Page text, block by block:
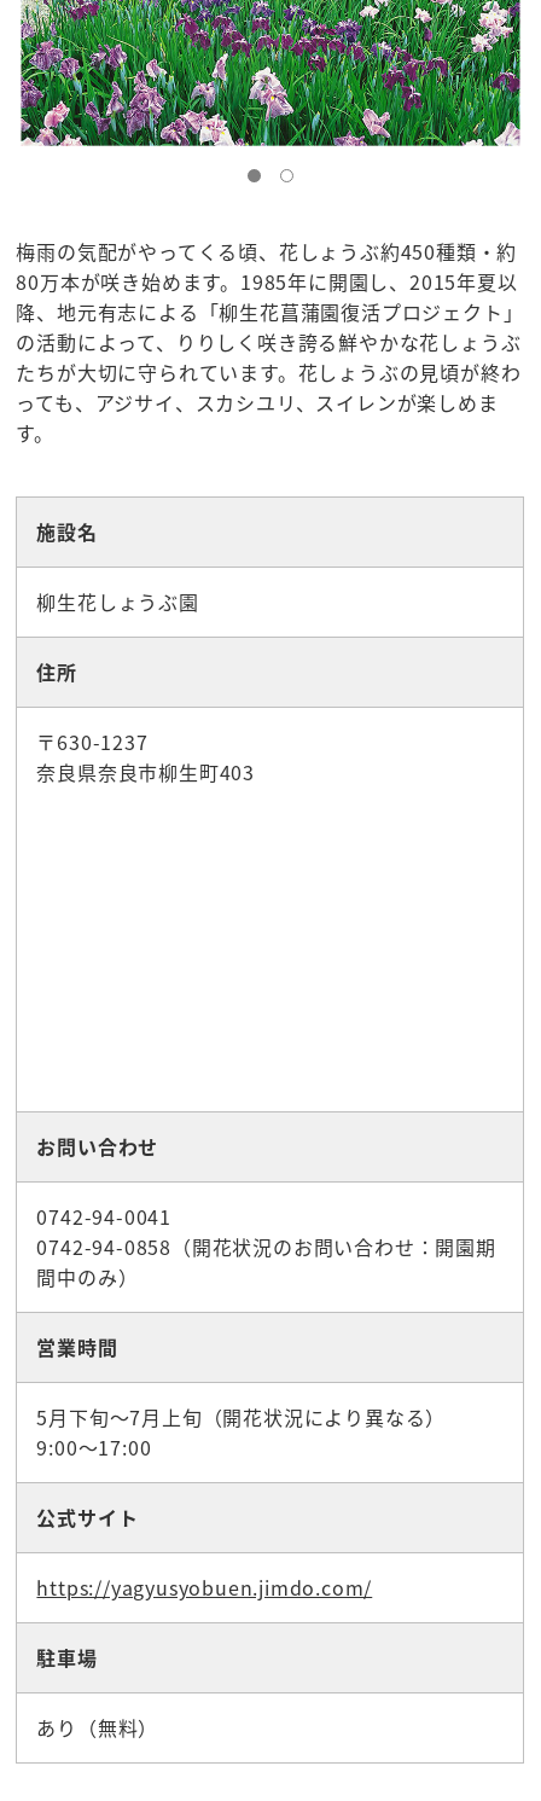
梅雨の気配がやってくる頃、花しょうぶ約450種類・約
80万本が咲き始めます。1985年に開園し、2015年夏以
降、地元有志による「柳生花菖蒲園復活プロジェクト」
の活動によって、りりしく咲き誇る鮮やかな花しょうぶ
たちが大切に守られています。花しょうぶの見頃が終わ
っても、アジサイ、スカシユリ、スイレンが楽しめま
す。
施設名
柳生花しょうぶ園
住所
〒630-1237
奈良県奈良市柳生町403
お問い合わせ
0742-94-0041
0742-94-0858（開花状況のお問い合わせ：開園期
間中のみ）
営業時間
5月下旬～7月上旬（開花状況により異なる）
9:00～17:00
公式サイト
https://yagyusyobuen.jimdo.com/
駐車場
あり（無料）